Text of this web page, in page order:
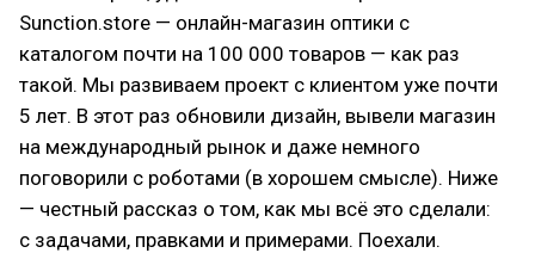
Sunction.store — онлайн-магазин оптики с
каталогом почти на 100 000 товаров — как раз
такой. Мы развиваем проект с клиентом уже почти
5 лет. В этот раз обновили дизайн, вывели магазин
на международный рынок и даже немного
поговорили с роботами (в хорошем смысле). Ниже
— честный рассказ о том, как мы всё это сделали:
с задачами, правками и примерами. Поехали.